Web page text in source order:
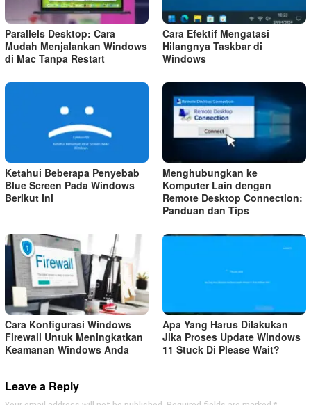
Parallels Desktop: Cara
Mudah Menjalankan Windows
di Mac Tanpa Restart
Cara Efektif Mengatasi
Hilangnya Taskbar di
Windows
Ketahui Beberapa Penyebab
Blue Screen Pada Windows
Berikut Ini
Menghubungkan ke
Komputer Lain dengan
Remote Desktop Connection:
Panduan dan Tips
Cara Konfigurasi Windows
Firewall Untuk Meningkatkan
Keamanan Windows Anda
Apa Yang Harus Dilakukan
Jika Proses Update Windows
11 Stuck Di Please Wait?
Leave a Reply